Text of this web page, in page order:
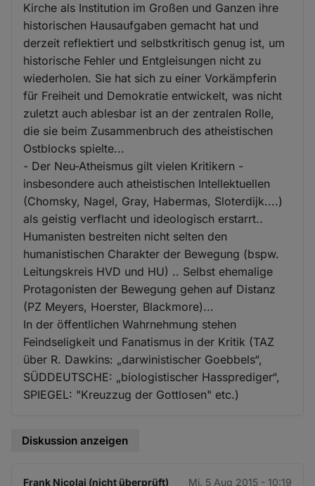
Kirche als Institution im Großen und Ganzen ihre
historischen Hausaufgaben gemacht hat und
derzeit reflektiert und selbstkritisch genug ist, um
historische Fehler und Entgleisungen nicht zu
wiederholen. Sie hat sich zu einer Vorkämpferin
für Freiheit und Demokratie entwickelt, was nicht
zuletzt auch ablesbar ist an der zentralen Rolle,
die sie beim Zusammenbruch des atheistischen
Ostblocks spielte...
- Der Neu-Atheismus gilt vielen Kritikern -
insbesondere auch atheistischen Intellektuellen
(Chomsky, Nagel, Gray, Habermas, Sloterdijk....)
als geistig verflacht und ideologisch erstarrt..
Humanisten bestreiten nicht selten den
humanistischen Charakter der Bewegung (bspw.
Leitungskreis HVD und HU) .. Selbst ehemalige
Protagonisten der Bewegung gehen auf Distanz
(PZ Meyers, Hoerster, Blackmore)...
In der öffentlichen Wahrnehmung stehen
Feindseligkeit und Fanatismus in der Kritik (TAZ
über R. Dawkins: „darwinistischer Goebbels“,
SÜDDEUTSCHE: „biologistischer Hassprediger“,
SPIEGEL: "Kreuzzug der Gottlosen" etc.)
Diskussion anzeigen
Frank Nicolai (nicht überprüft) Mi. 5 Aug 2015 - 10:19